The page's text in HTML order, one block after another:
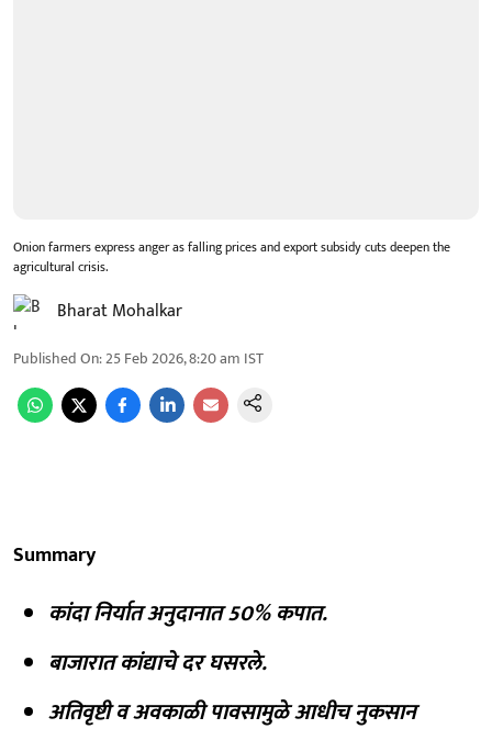
Onion farmers express anger as falling prices and export subsidy cuts deepen the
agricultural crisis.
Bharat Mohalkar
Published On:25 Feb 2026, 8:20 am IST
Summary
कांदा निर्यात अनुदानात 50% कपात.
बाजारात कांद्याचे दर घसरले.
अतिवृष्टी व अवकाळी पावसामुळे आधीच नुकसान